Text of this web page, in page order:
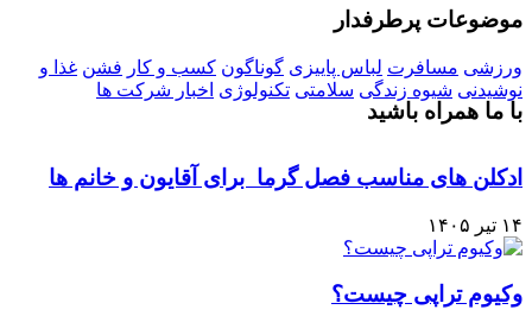
موضوعات پرطرفدار
ورزشی مسافرت لباس پاییزی گوناگون کسب و کار فشن غذا و
نوشیدنی شیوه زندگی سلامتی تکنولوژی اخبار شرکت ها
با ما همراه باشید
ادکلن های مناسب فصل گرما برای آقایون و خانم ها
۱۴ تیر ۱۴۰۵
وکیوم تراپی چیست؟